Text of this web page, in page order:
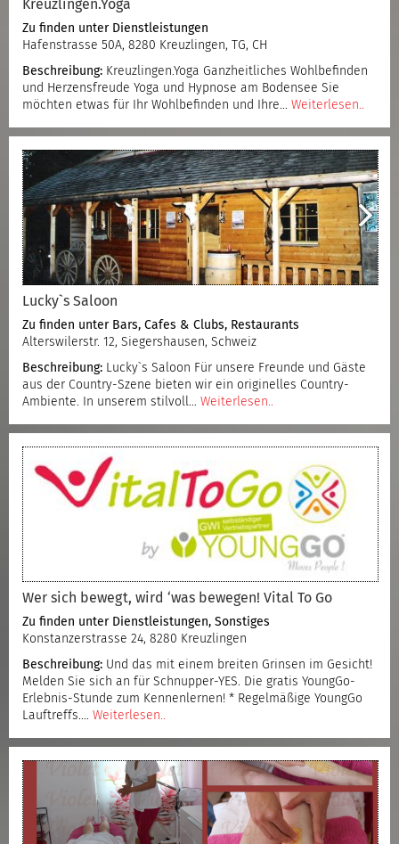
Kreuzlingen.Yoga
Zu finden unter Dienstleistungen
Hafenstrasse 50A, 8280 Kreuzlingen, TG, CH
Beschreibung: Kreuzlingen.Yoga Ganzheitliches Wohlbefinden
und Herzensfreude Yoga und Hypnose am Bodensee Sie
möchten etwas für Ihr Wohlbefinden und Ihre… Weiterlesen..
Lucky`s Saloon
Zu finden unter Bars, Cafes & Clubs, Restaurants
Alterswilerstr. 12, Siegershausen, Schweiz
Beschreibung: Lucky`s Saloon Für unsere Freunde und Gäste
aus der Country-Szene bieten wir ein originelles Country-
Ambiente. In unserem stilvoll… Weiterlesen..
Wer sich bewegt, wird ‘was bewegen! Vital To Go
Zu finden unter Dienstleistungen, Sonstiges
Konstanzerstrasse 24, 8280 Kreuzlingen
Beschreibung: Und das mit einem breiten Grinsen im Gesicht!
Melden Sie sich an für Schnupper-YES. Die gratis YoungGo-
Erlebnis-Stunde zum Kennenlernen! * Regelmäßige YoungGo
Lauftreffs.… Weiterlesen..